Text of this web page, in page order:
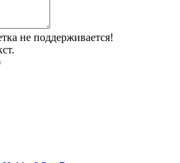
не поддерживается!